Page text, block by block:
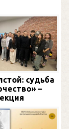
судьба
–